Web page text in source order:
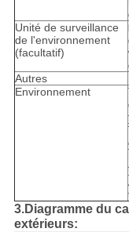
Unité de surveillance
de l'environnement
(facultatif)
Autres
Environnement
3.Diagramme du
extérieurs: